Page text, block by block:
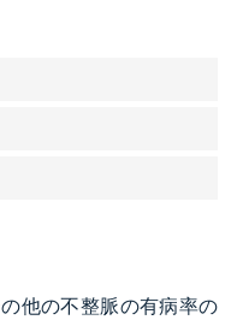
他の不整脈の有病率の